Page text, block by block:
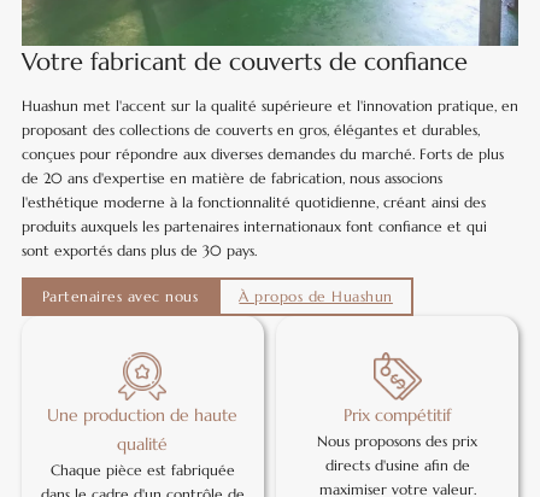
Votre fabricant de couverts de confiance
Huashun met l'accent sur la qualité supérieure et l'innovation pratique, en
proposant des collections de couverts en gros, élégantes et durables,
conçues pour répondre aux diverses demandes du marché. Forts de plus
de 20 ans d'expertise en matière de fabrication, nous associons
l'esthétique moderne à la fonctionnalité quotidienne, créant ainsi des
produits auxquels les partenaires internationaux font confiance et qui
sont exportés dans plus de 30 pays.
Partenaires avec nous À propos de Huashun
Une production de haute
qualité
Chaque pièce est fabriquée
Prix compétitif
Nous proposons des prix
directs d'usine afin de
maximiser votre valeur.